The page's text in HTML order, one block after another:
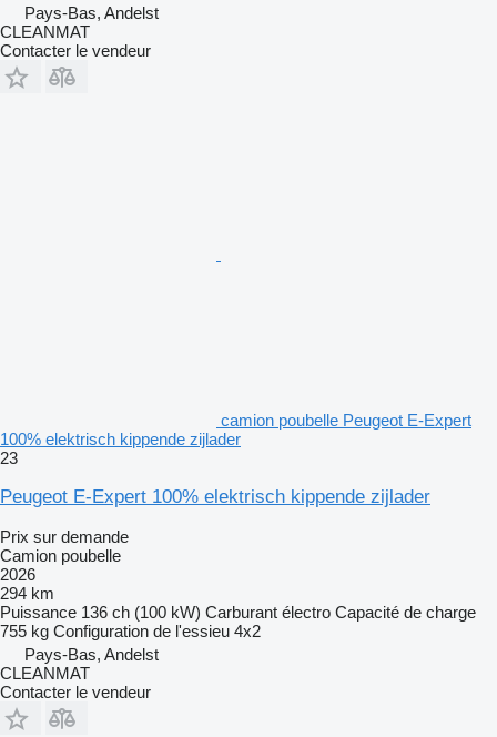
Pays-Bas, Andelst
CLEANMAT
Contacter le vendeur
camion poubelle Peugeot E-Expert
100% elektrisch kippende zijlader
23
Peugeot E-Expert 100% elektrisch kippende zijlader
Prix sur demande
Camion poubelle
2026
294 km
Puissance 136 ch (100 kW) Carburant électro Capacité de charge
755 kg Configuration de l'essieu 4x2
Pays-Bas, Andelst
CLEANMAT
Contacter le vendeur